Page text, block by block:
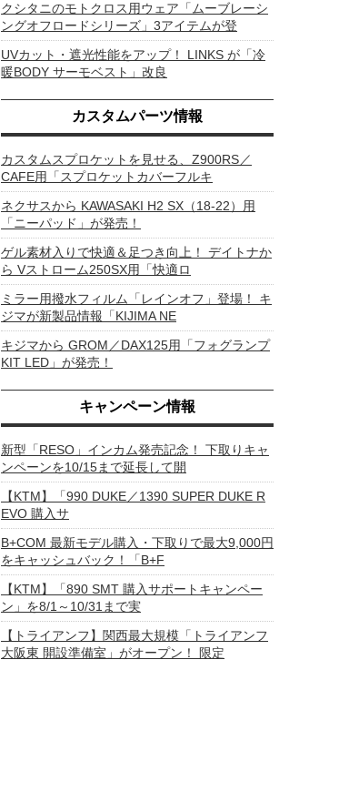
クシタニのモトクロス用ウェア「ムーブレーシ
ングオフロードシリーズ」3アイテムが登
UVカット・遮光性能をアップ！ LINKS が「冷
暖BODY サーモベスト」改良
カスタムパーツ情報
カスタムスプロケットを見せる、Z900RS／
CAFE用「スプロケットカバーフルキ
ネクサスから KAWASAKI H2 SX（18-22）用
「ニーパッド」が発売！
ゲル素材入りで快適＆足つき向上！ デイトナか
ら Vストローム250SX用「快適ロ
ミラー用撥水フィルム「レインオフ」登場！ キ
ジマが新製品情報「KIJIMA NE
キジマから GROM／DAX125用「フォグランプ
KIT LED」が発売！
キャンペーン情報
新型「RESO」インカム発売記念！ 下取りキャ
ンペーンを10/15まで延長して開
【KTM】「990 DUKE／1390 SUPER DUKE R
EVO 購入サ
B+COM 最新モデル購入・下取りで最大9,000円
をキャッシュバック！「B+F
【KTM】「890 SMT 購入サポートキャンペー
ン」を8/1～10/31まで実
【トライアンフ】関西最大規模「トライアンフ
大阪東 開設準備室」がオープン！ 限定